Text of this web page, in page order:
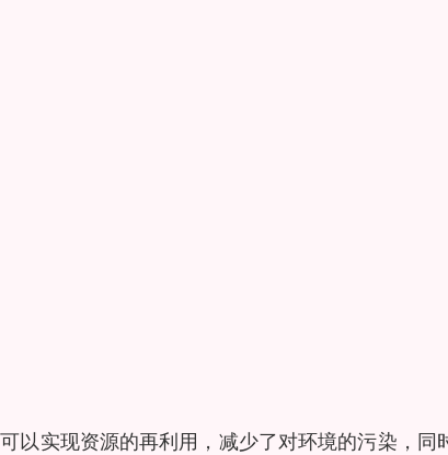
以实现资源的再利用，减少了对环境的污染，同